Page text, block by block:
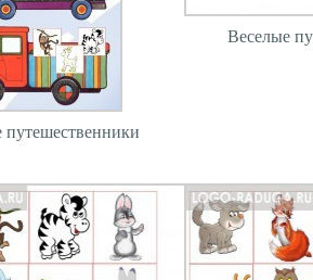
путешественники
Веселые